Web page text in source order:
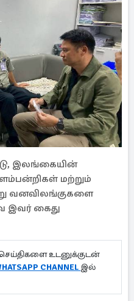
இலங்கையின்
மற்றும்
வனவிலங்குகளை
இவர் கைது
செய்திகளை உடனுக்குடன்
CHANNEL இல்